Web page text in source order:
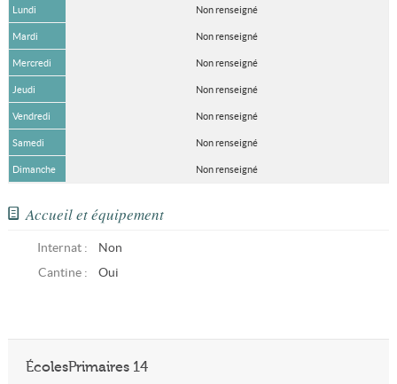
Lundi Non renseigné
Mardi Non renseigné
Mercredi Non renseigné
Jeudi Non renseigné
Vendredi Non renseigné
Samedi Non renseigné
Dimanche Non renseigné
Accueil et équipement
Internat :
Non
Cantine :
Oui
ÉcolesPrimaires 14